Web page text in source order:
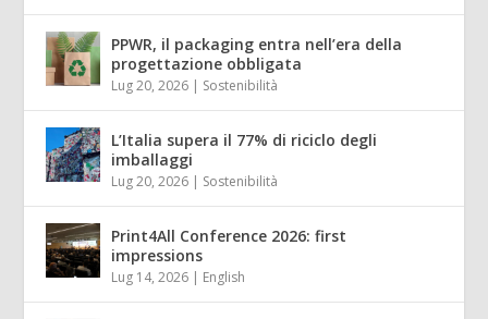
PPWR, il packaging entra nell’era della
progettazione obbligata
Lug 20, 2026 | Sostenibilità
L’Italia supera il 77% di riciclo degli
imballaggi
Lug 20, 2026 | Sostenibilità
Print4All Conference 2026: first
impressions
Lug 14, 2026 | English